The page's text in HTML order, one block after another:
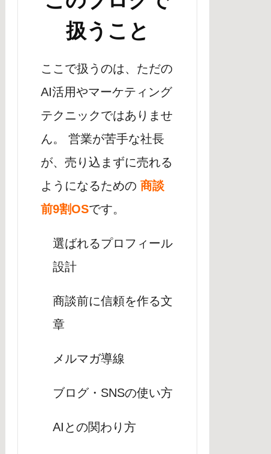
扱うこと
ここで扱うのは、ただの
AI活用やマーケティング
テクニックではありませ
ん。 営業が苦手な社長
が、売り込まずに売れる
ようになるための 商談
前9割OSです。
選ばれるプロフィール
設計
商談前に信頼を作る文
章
メルマガ導線
ブログ・SNSの使い方
AIとの関わり方